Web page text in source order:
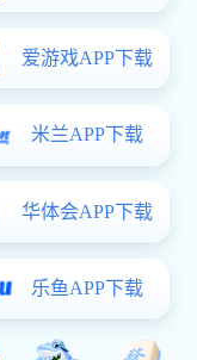
要特别注意其材质
，通常安装在门扇
的美观度，还关系
丝等，以满足不同
种多样，用户可以
部件，负责支撑门